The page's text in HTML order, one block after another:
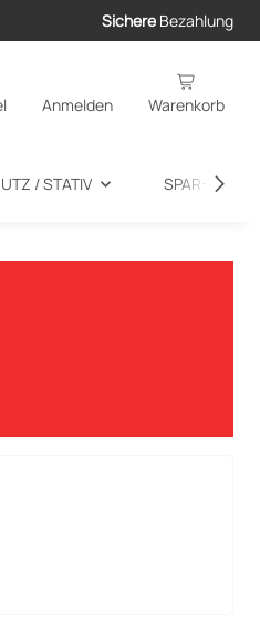
Sichere Bezahlung
Anmelden Warenkorb
/ STATIV SPAR-